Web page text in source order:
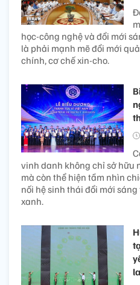
học-công nghệ và đổi mới
là phải mạnh mẽ đổi mới
chính, cơ chế xin-cho.
vinh danh không chỉ sở hữu
mà còn thể hiện tầm nhìn
nối hệ sinh thái đổi mới
xanh.